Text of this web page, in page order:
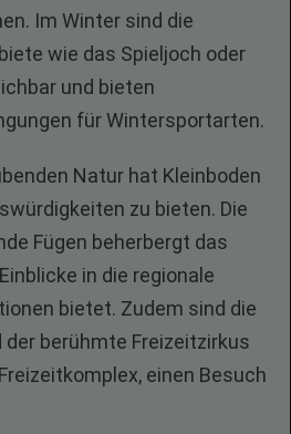
Im Winter sind die
wie das Spieljoch oder
und bieten
für Wintersportarten.
Natur hat Kleinboden
zu bieten. Die
Fügen beherbergt das
in die regionale
bietet. Zudem sind die
der berühmte Freizeitzirkus
einen Besuch